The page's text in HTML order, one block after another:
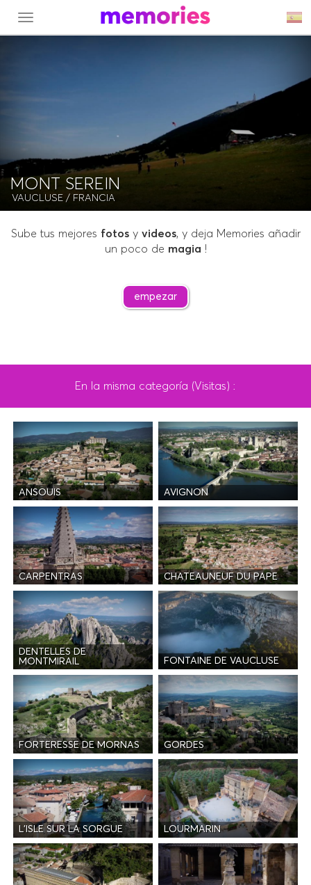
MENU
MONT SEREIN
VAUCLUSE/ FRANCIA
Sube tus mejores fotosy videos, y deja Memories añadir
un poco de magia !
empezar
En la misma categoría (Visitas) :
ANSOUIS AVIGNON
CARPENTRAS CHATEAUNEUF DU PAPE
DENTELLES DE
MONTMIRAIL
FONTAINE DE VAUCLUSE
FORTERESSE DE MORNAS GORDES
L'ISLE SUR LA SORGUE LOURMARIN